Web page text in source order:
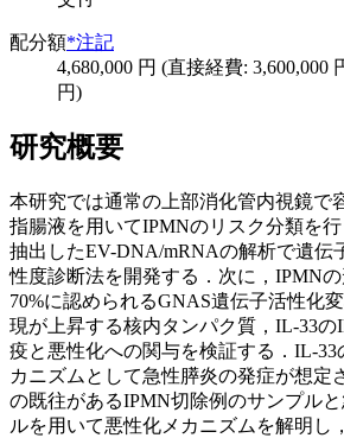
配分額*注記
4,680,000 円 (直接経費: 3,600,000
円)
研究概要
本研究では通常の上部消化管内視鏡で
指腸液を用いてIPMNのリスク分類を
抽出したEV-DNA/mRNAの解析で遺伝
性度診断法を開発する．次に，IPMN
70%に認められるGNAS遺伝子活性化
現が上昇する核内タンパク質，IL-33
疫と悪性化への関与を検証する．IL-33
カニズムとして急性膵炎の発症が想定
の既往があるIPMN切除例のサンプル
ルを用いて悪性化メカニズムを解明し